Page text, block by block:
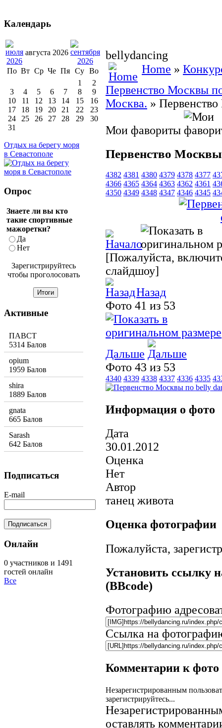
bellydancing
Home »
Первенство Москвы
Москва. »
Мои фавориты
Первенство
4382 4381 4380 4379 4378 4377
4366 4365 4364 4363 4362 4361
4350 4349 4348 4347 4346 4345
[Пожалуйста,
слайдшоу]
Назад
Фото 41 из 53
Дальше
Фото 43 из 53
4340 4339 4338 4337 4336 4335
Информация о фото
Дата
30.01.2012
Оценка
Нет
Автор
танец живота
Оценка фотографии
Пожалуйста,
Установить ссылку
(BBcode)
Фотографию
Ссылка на
Комментарии к фото
Незарегистрированным
зарегистрируйтесь...
оставлять
Календарь
августа 2026
По Вт Ср Че Пя Су Во
1
2
3
4 5 6 7 8
9
10
11 12 13 14 15
16
17
18 19 20 21 22
23
24
25 26 27 28 29
30
31
Отдых на берегу моря
в Севастополе
Опрос
Знаете ли вы кто
такие спортивные
мажоретки?
Да
Нет
Зарегистрируйтесь
чтобы проголосовать
Активные
ПАВСТ
5314 Балов
opium
1959 Балов
shira
1889 Балов
gnata
665 Балов
Sarash
642 Балов
Подписаться
E-mail
Онлайн
0 участников и 1491
гостей онлайн
Все